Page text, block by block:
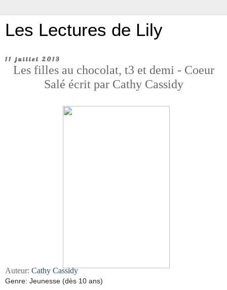
Les Lectures de Lily
11 juillet 2013
Les filles au chocolat, t3 et demi - Coeur
Salé écrit par Cathy Cassidy
Auteur: Cathy Cassidy
Genre: Jeunesse (dès 10 ans)